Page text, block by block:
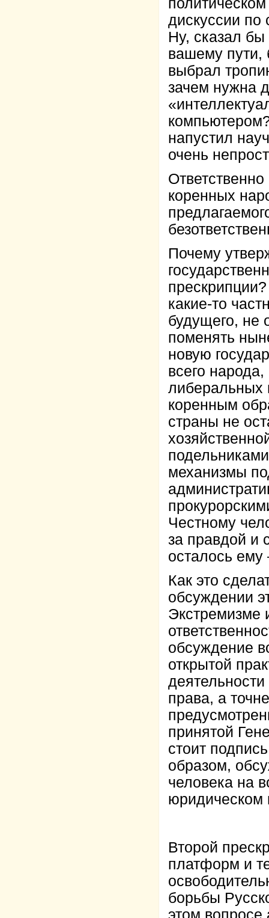
дискуссии по
Ну, сказал
вашему пути,
выбрал
зачем нужна
напустил
очень
коренных
Почему
какие-то
будущего, не
поменять
новую
всего
либеральных
коренным
страны не
механизмы
Честному
за правдой и
осталось
Как это
обсуждении
Экстремизме
обсуждение
открытой
права, а
принятой
стоит
образом,
человека на
юридическом
Второй
платформ и
борьбы
этом вопросе